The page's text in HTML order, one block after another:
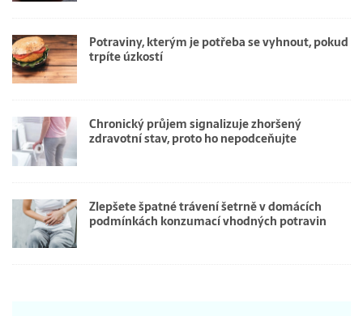
Potraviny, kterým je potřeba se vyhnout, pokud
trpíte úzkostí
Chronický průjem signalizuje zhoršený
zdravotní stav, proto ho nepodceňujte
Zlepšete špatné trávení šetrně v domácích
podmínkách konzumací vhodných potravin